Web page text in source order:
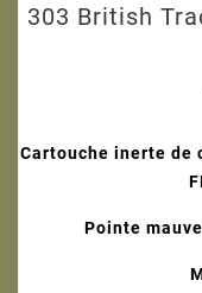
303 British
Cartouche inerte
Pointe